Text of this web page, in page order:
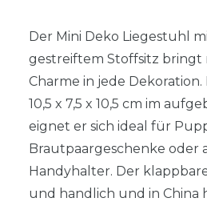
Der Mini Deko Liegestuhl
gestreiftem Stoffsitz bringt
Charme in jede Dekoration.
10,5 x 7,5 x 10,5 cm im
eignet er sich ideal für
Brautpaargeschenke oder
Handyhalter. Der
und handlich und in China